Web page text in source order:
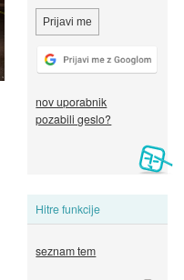
nov uporabnik
pozabili geslo?
Hitre funkcije
seznam tem